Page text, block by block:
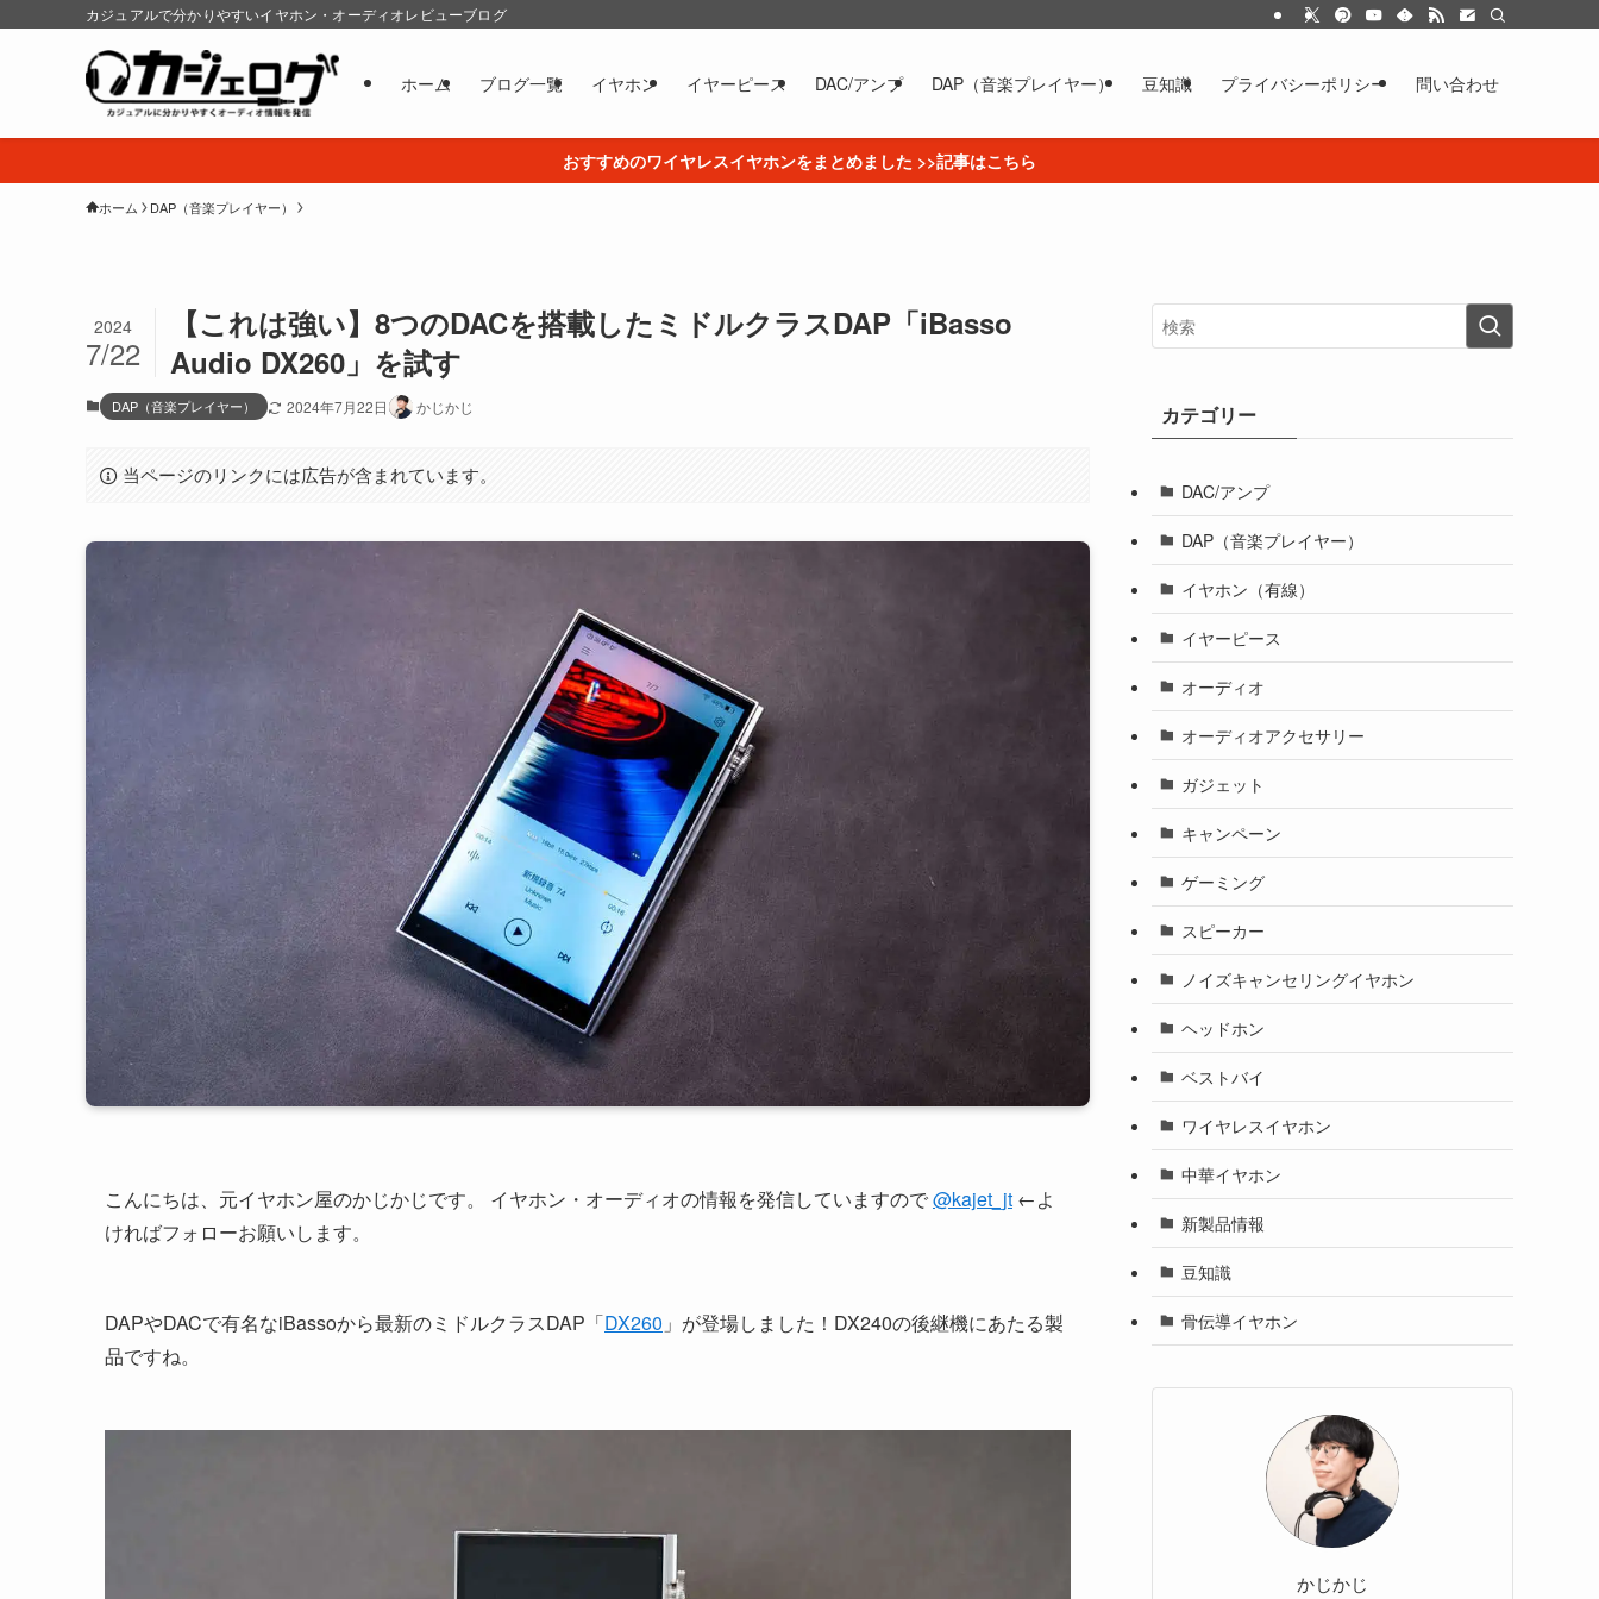
カジュアルで分かりやすいイヤホン・オーディオレビューブログ
ホーム ブログ一覧 イヤホン イヤーピース DAC/アンプ DAP（音楽プレイヤー） 豆知識 プライバシーポリシー 問い合わせ
おすすめのワイヤレスイヤホンをまとめました >>記事はこちら
ホーム DAP（音楽プレイヤー）
【これは強い】8つのDACを搭載したミドルクラスDAP「iBasso
Audio DX260」を試す
2024
7/22
DAP（音楽プレイヤー） 2024年7月22日 かじかじ
当ページのリンクには広告が含まれています。
こんにちは、元イヤホン屋のかじかじです。 イヤホン・オーディオの情報を発信していますので@kajet_jt ←よ
ければフォローお願いします。
DAPやDACで有名なiBassoから最新のミドルクラスDAP「DX260 」が登場しました！DX240の後継機にあたる製
品ですね。
カテゴリー
DAC/アンプ
DAP（音楽プレイヤー）
イヤホン（有線）
イヤーピース
オーディオ
オーディオアクセサリー
ガジェット
キャンペーン
ゲーミング
スピーカー
ノイズキャンセリングイヤホン
ヘッドホン
ベストバイ
ワイヤレスイヤホン
中華イヤホン
新製品情報
豆知識
骨伝導イヤホン
かじかじ